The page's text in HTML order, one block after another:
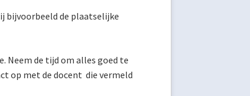
bijvoorbeeld de plaatselijke
Neem de tijd om alles goed te
op met de docent die vermeld